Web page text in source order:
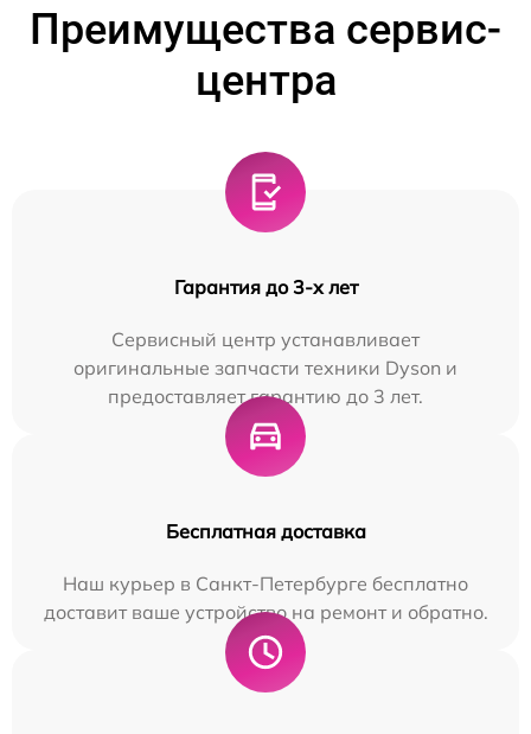
Преимущества сервис-
центра
Гарантия до 3-х лет
Сервисный центр устанавливает
оригинальные запчасти техники Dyson и
предоставляет гарантию до 3 лет.
Бесплатная доставка
Наш курьер в Санкт-Петербурге бесплатно
доставит ваше устройство на ремонт и обратно.